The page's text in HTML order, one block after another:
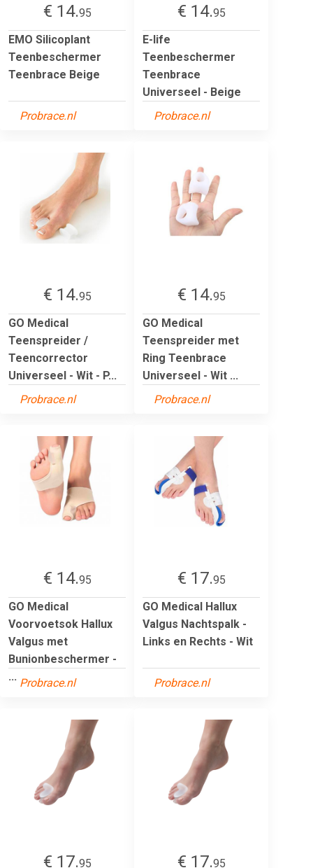
€ 14.95
EMO Silicoplant
Teenbeschermer
Teenbrace Beige
Probrace.nl
€ 14.95
E-life
Teenbeschermer
Teenbrace
Universeel - Beige
Probrace.nl
€ 14.95
GO Medical
Teenspreider /
Teencorrector
Universeel - Wit - P...
Probrace.nl
€ 14.95
GO Medical
Teenspreider met
Ring Teenbrace
Universeel - Wit ...
Probrace.nl
€ 14.95
GO Medical
Voorvoetsok Hallux
Valgus met
Bunionbeschermer -
... Probrace.nl
€ 17.95
GO Medical Hallux
Valgus Nachtspalk -
Links en Rechts - Wit
Probrace.nl
€ 17.95
€ 17.95